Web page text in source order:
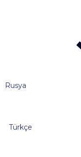
Rusya
Türkçe